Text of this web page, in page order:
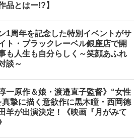
品とはー!?】
1周年を記念した特別イベントがサ
ト・ブラックレーベル銀座店で開
人生も自分らしく～笑顔あふれ
談～
一原作＆娘・渡邉直子監督》“女性
真摯に描く意欲作に黒木瞳・西岡德
羊が出演決定！《映画『月がみて